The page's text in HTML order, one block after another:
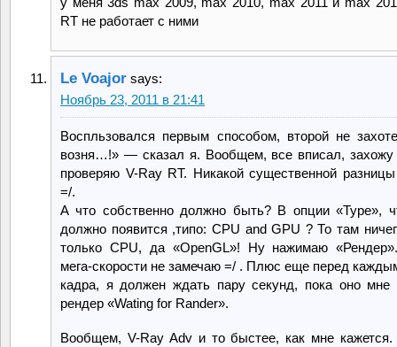
RT не работает с ними
Le Voajor says:
Ноябрь 23, 2011 в 21:41
Воспльзовался первым способом, второй не
возня…!» — сказал я. Вообщем, все вписал,
проверяю V-Ray RT. Никакой существенной
=/.
А что собственно должно быть? В опции «Type»,
должно появится ,типо: CPU and GPU ? То там
только CPU, да «OpenGL»! Ну нажимаю
мега-скорости не замечаю =/ . Плюс еще перед
кадра, я должен ждать пару секунд, пока оно мне
рендер «Wating for Rander».
Вообщем, V-Ray Adv и то быстее, как мне